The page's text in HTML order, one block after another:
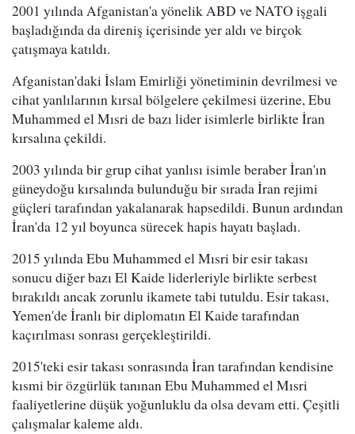
2001 yılında Afganistan'a yönelik ABD ve NATO işgali
başladığında da direniş içerisinde yer aldı ve birçok
çatışmaya katıldı.
Afganistan'daki İslam Emirliği yönetiminin devrilmesi ve
cihat yanlılarının kırsal bölgelere çekilmesi üzerine, Ebu
Muhammed el Mısri de bazı lider isimlerle birlikte İran
kırsalına çekildi.
2003 yılında bir grup cihat yanlısı isimle beraber İran'ın
güneydoğu kırsalında bulunduğu bir sırada İran rejimi
güçleri tarafından yakalanarak hapsedildi. Bunun ardından
İran'da 12 yıl boyunca sürecek hapis hayatı başladı.
2015 yılında Ebu Muhammed el Mısri bir esir takası
sonucu diğer bazı El Kaide liderleriyle birlikte serbest
bırakıldı ancak zorunlu ikamete tabi tutuldu. Esir takası,
Yemen'de İranlı bir diplomatın El Kaide tarafından
kaçırılması sonrası gerçekleştirildi.
2015'teki esir takası sonrasında İran tarafından kendisine
kısmi bir özgürlük tanınan Ebu Muhammed el Mısri
faaliyetlerine düşük yoğunluklu da olsa devam etti. Çeşitli
çalışmalar kaleme aldı.